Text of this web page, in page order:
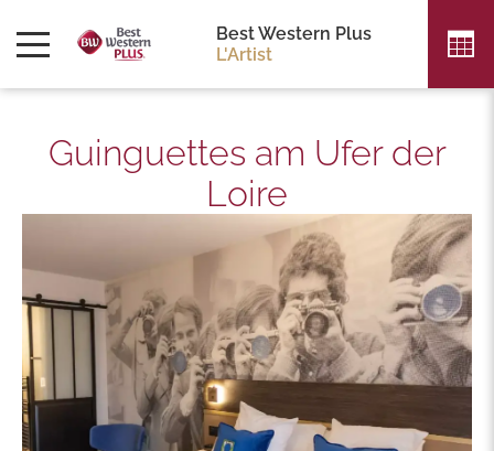
Best Western Plus
L'Artist
Guinguettes am Ufer der
Loire